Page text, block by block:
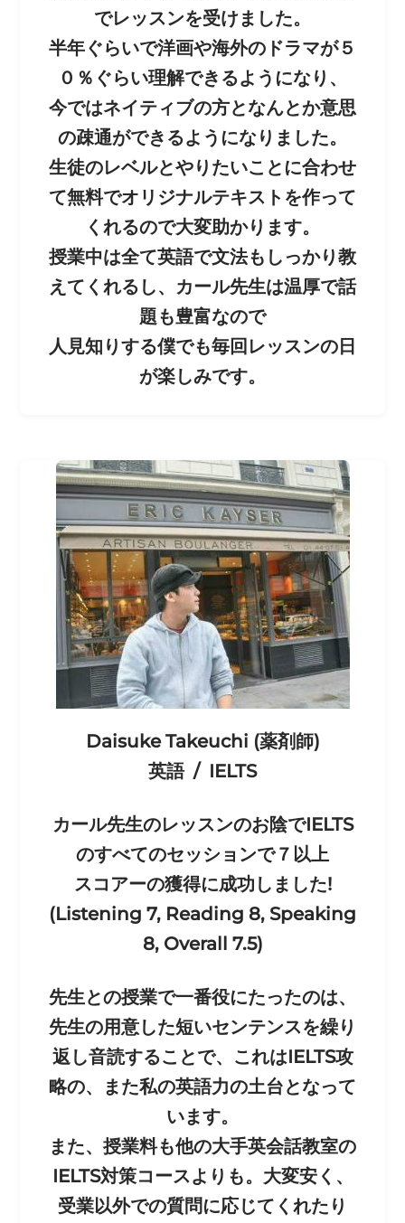
でレッスンを受けました。
半年ぐらいで洋画や海外のドラマが５
０％ぐらい理解でき るようになり、
今ではネイティブの方となんとか意思
の疎通ができるよう になりました。
生徒のレベルとやりたいことに合わせ
て無料でオリジナルテキストを作って
くれるので大変助かります。
授業中は全て英語で文法もしっかり教
えてくれるし、カール先生は温厚で話
題も豊富なので
人見知りする僕でも毎回レッスンの日
が楽しみです。
Daisuke Takeuchi (薬剤師)
英語 / IELTS
カール先生のレッスンのお陰でIELTS
のすべてのセッションで７以上
スコアーの獲得に成功しました!
(Listening 7, Reading 8, Speaking
8, Overall 7.5)
先生との授業で一番役にたったのは、
先生の用意した短いセンテンスを繰り
返し音読することで、これはIELTS攻
略の、また私の英語力の土台となって
います。
また、授業料も他の大手英会話教室の
IELTS対策コースよりも。大変安く、
受業以外での質問に応じてくれたり